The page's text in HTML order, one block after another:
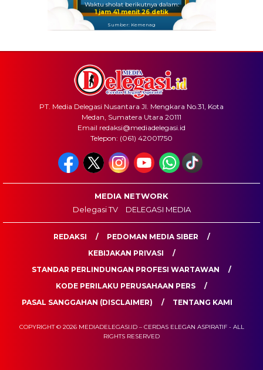
Waktu sholat berikutnya dalam:
1 jam 41 menit 26 detik
Sumber: Kemenag
PT. Media Delegasi Nusantara Jl. Mengkara No.31, Kota
Medan, Sumatera Utara 20111
Email redaksi@mediadelegasi.id
Telepon: (061) 42001750
MEDIA NETWORK
Delegasi TV
DELEGASI MEDIA
REDAKSI
PEDOMAN MEDIA SIBER
KEBIJAKAN PRIVASI
STANDAR PERLINDUNGAN PROFESI WARTAWAN
KODE PERILAKU PERUSAHAAN PERS
PASAL SANGGAHAN (DISCLAIMER)
TENTANG KAMI
COPYRIGHT © 2026 MEDIADELEGASI.ID – CERDAS ELEGAN ASPIRATIF - ALL
RIGHTS RESERVED